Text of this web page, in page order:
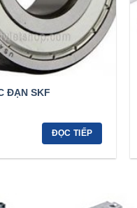
ĐẠN SKF
ĐỌC TIẾP